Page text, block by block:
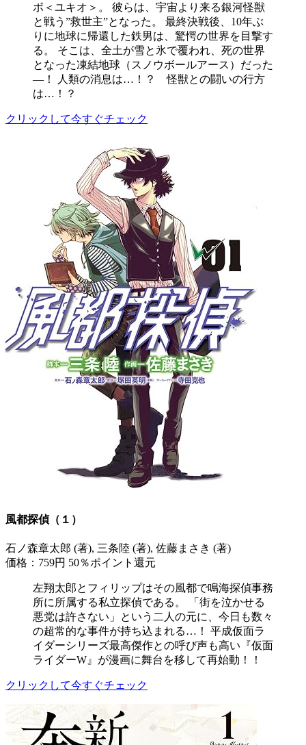
ボ＜ユキオ＞。 彼らは、宇宙より来る銀河怪獣
と戦う”救世主”となった。 最終決戦後、10年ぶ
りに地球に帰還した鉄男は、驚愕の世界を目撃す
る。 そこは、全土が雪と氷で覆われ、死の世界
となった凍結地球（スノウボールアース）だった
―！ 人類の消息は…！？ 怪獣との闘いの行方
は…！？
クリックして今すぐチェック
風都探偵（１）
石ノ森章太郎 (著), 三条陸 (著), 佐藤まさき (著)
価格：759円 50％ポイント還元
左翔太郎とフィリップはその風都で鳴海探偵事務
所に所属する私立探偵である。 「街を泣かせる
悪党は許さない」という二人の元に、今日も数々
の超常的な事件が持ち込まれる…！ 平成仮面ラ
イダーシリーズ最高傑作との呼び声も高い『仮面
ライダーW』が漫画に舞台を移して再始動！！
クリックして今すぐチェック